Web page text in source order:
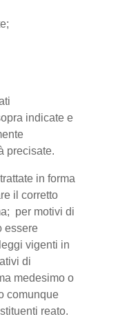
indicate e
precisate.
in forma
il corretto
per motivi di
essere
vigenti in
di
medesimo o
comunque
reato.